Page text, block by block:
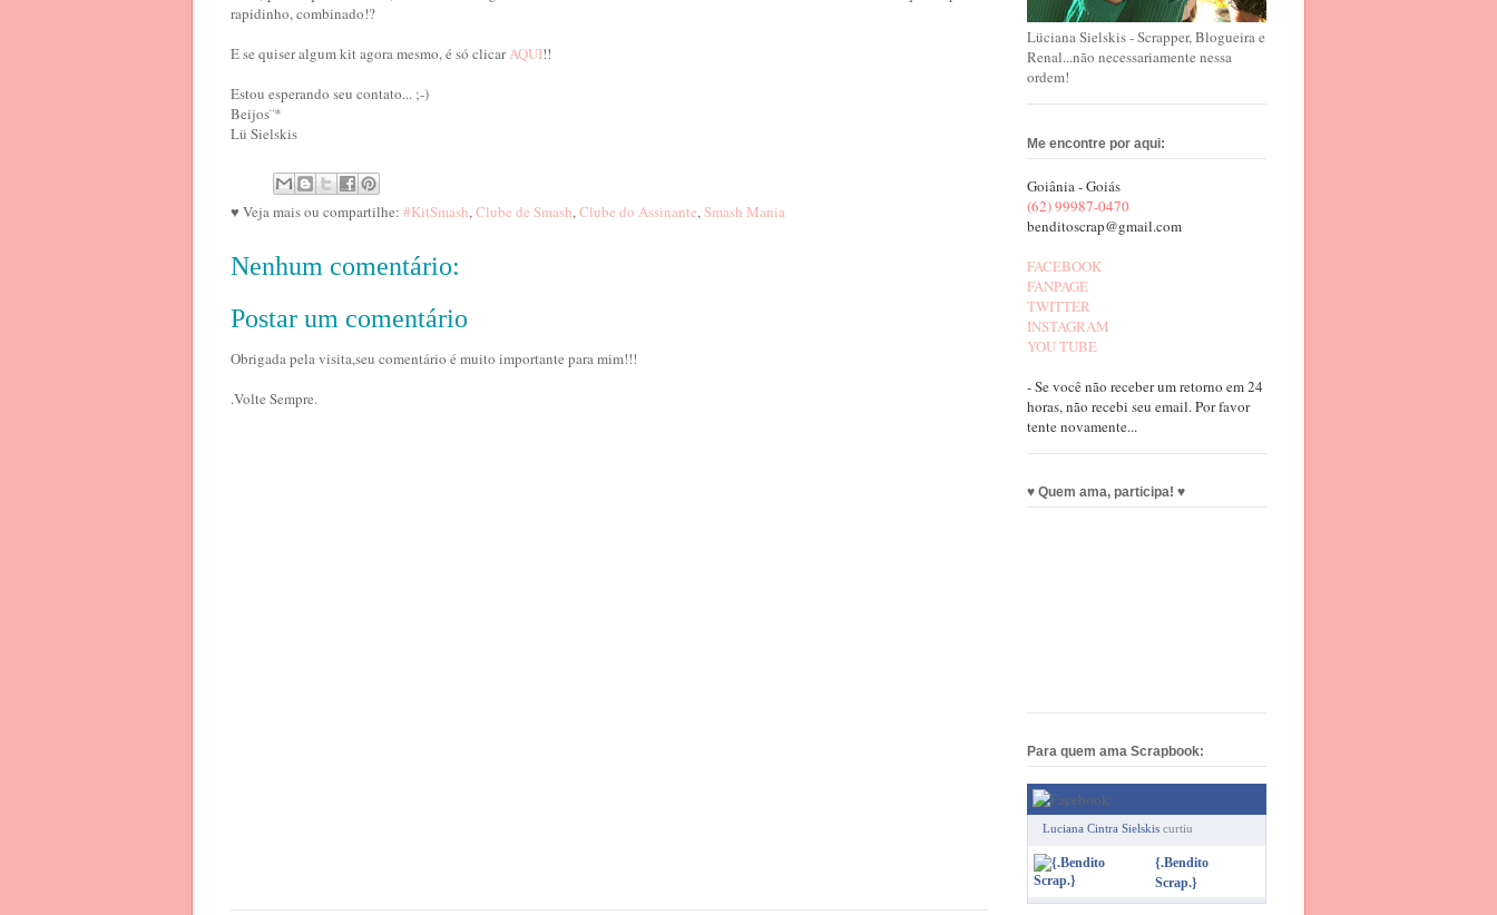
rapidinho, combinado!?
E se quiser algum kit agora mesmo, é só clicarAQUI!!
Estou esperando seu contato... ;-)
Beijos¨*
Lü Sielskis
♥ Veja mais ou compartilhe: #KitSmash,Clube de Smash,Clube do Assinante,Smash Mania
Nenhum comentário:
Postar um comentário
Obrigada pela visita,seu comentário é muito importante para mim!!!
.Volte Sempre.
Lüciana Sielskis - Scrapper, Blogueira e
Renal...não necessariamente nessa
ordem!
Me encontre por aqui:
Goiânia - Goiás
(62) 99987-0470
benditoscrap@gmail.com
FACEBOOK
FANPAGE
TWITTER
INSTAGRAM
YOU TUBE
- Se você não receber um retorno em 24
horas, não recebi seu email. Por favor
tente novamente...
♥ Quem ama, participa! ♥
Para quem ama Scrapbook:
Luciana Cintra Sielskis curtiu
{.Bendito
Scrap.}